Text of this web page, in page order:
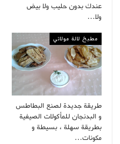
عندك بدون حليب ولا بيض
ولا…
مطبخ لالة مولاتي
طريقة جديدة لصنع البطاطس
و البدنجان للمأكولات الصيفية
بطريقة سهلة ، بسيطة و
مكونات…